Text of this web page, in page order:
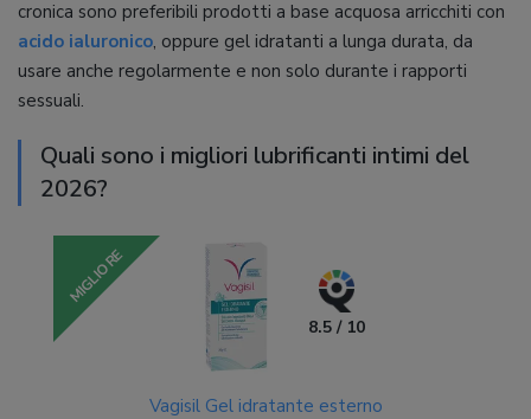
cronica sono preferibili prodotti a base acquosa arricchiti con
acido ialuronico, oppure gel idratanti a lunga durata, da
usare anche regolarmente e non solo durante i rapporti
sessuali.
Quali sono i migliori lubrificanti intimi del
2026?
MIGLIORE
8.5 / 10
Vagisil Gel idratante esterno